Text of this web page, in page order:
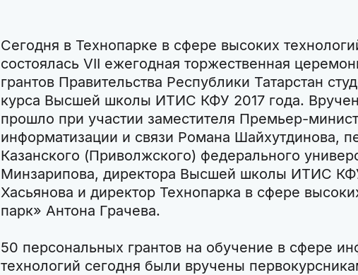
Сегодня в Технопарке в сфере высоких
состоялась VII ежегодная торжественная
грантов Правительства Республики Татарстан
курса Высшей школы ИТИС КФУ 2017 года.
прошло при участии заместителя Премьер-
информатизации и связи Романа Шайхутдинова,
Казанского (Приволжского) федерального
Минзарипова, директора Высшей школы ИТИС
Хасьянова и директор Технопарка в сфере
парк» Антона Грачева.
50 персональных грантов на обучение в сфере
технологий сегодня были вручены